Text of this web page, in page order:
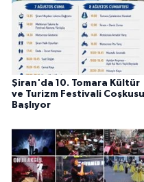
Şiran'da 10. Tomara Kültür
ve Turizm Festivali Coşkusu
Başlıyor